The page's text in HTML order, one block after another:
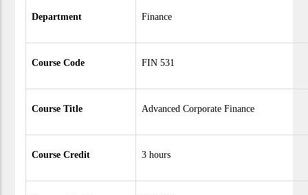
Department Finance
Course Code FIN 531
Course Title Advanced Corporate Finance
Course Credit 3 hours